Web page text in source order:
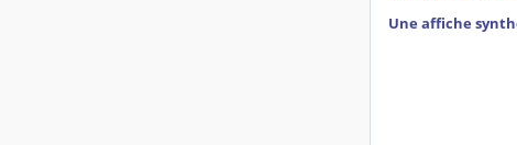
Une affiche